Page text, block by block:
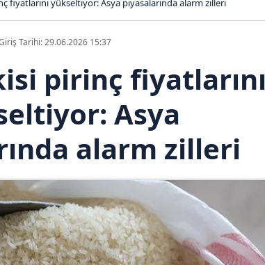
fiyatlarını yükseltiyor: Asya piyasalarında alarm zilleri
Tarihi: 29.06.2026 15:37
pirinç fiyatlarını
Asya
alarm zilleri